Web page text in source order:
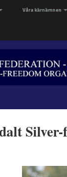
Våra kärnämnen
Silver-